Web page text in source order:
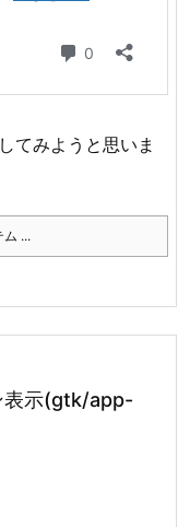
てみようと思いま
ム ...
表示(gtk/app-